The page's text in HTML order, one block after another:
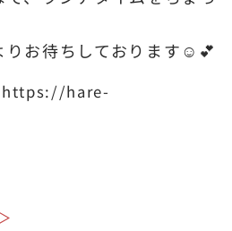
りお待ちしております☺️💕
https://hare-